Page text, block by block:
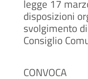
legge 17
disposizioni
svolgimento
Consiglio
CONVOCA